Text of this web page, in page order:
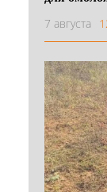
7 августа